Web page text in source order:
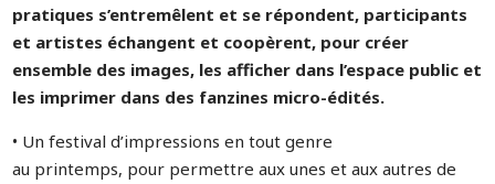
pratiques s’entremêlent et se répondent, participants
et artistes échangent et coopèrent, pour créer
ensemble des images, les afficher dans l’espace public et
les imprimer dans des fanzines micro-édités.
• Un festival d’impressions en tout genre
au printemps, pour permettre aux unes et aux autres de